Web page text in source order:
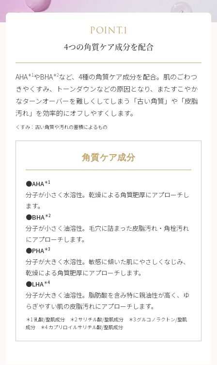
POINT.1
4つの角質ケア成分を配合
AHA＊1やBHA＊2など、4種の角質ケア成分を配合。肌のごわつ
きやくすみ、トーンダウンなどの原因となり、またすこやか
なターンオーバーを難しくしてしまう「古い角質」や「皮脂
汚れ」を効率的にオフしやすくします。
くすみ：古い角質や汚れの蓄積によるもの
角質ケア成分
●AHA＊1
分子が小さく水溶性。乾燥による角質肥厚にアプローチし
ます。
●BHA＊2
分子が小さく油溶性。毛穴に詰まった皮脂汚れ・角栓汚れ
にアプローチします。
●PHA＊3
分子が大きく水溶性。敏感に傾いた肌にやさしくなじみ、
乾燥による角質肥厚にアプローチします。
●LHA＊4
分子が大きく油溶性。脂肪酸を含み特に親油性が高く、ゆ
らぎやすい肌の皮脂汚れにアプローチします。
＊1 乳酸/整肌成分 ＊2 サリチル酸/整肌成分 ＊3 グルコノラクトン/整肌
成分 ＊4 カプリロイルサリチル酸/整肌成分